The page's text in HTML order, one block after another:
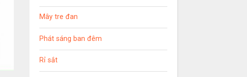
Mây tre đan
Phát sáng ban đêm
Rỉ sắt